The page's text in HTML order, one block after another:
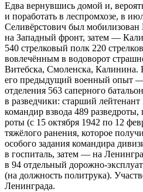
Едва вернувшись домой и,
и поработать в леспромхозе, в
Селивёрстович был мобилиз
на Западный фронт, затем —
540 стрелковый полк 220
вовлечённым в водоворот
Витебска, Смоленска, Калинина.
его предыдущий военный опыт
отделения 563 саперного
в разведчики: старший
командир взвода 489
роты (с 15 октября 1942 по 12
тяжёлого ранения, которое
особого задания командира
в госпиталь, затем — на
в 94 отдельный дорожно-
(на должность политрука).
Ленинграда.